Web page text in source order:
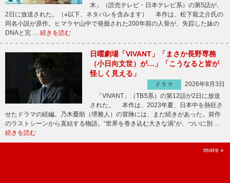
木」（読売テレビ・日本テレビ系）の第5話が、
2日に放送された。（※以下、ネタバレを含みます） 本作は、松下龍之介氏の
同名小説が原作。ヒマラヤ山中で発掘された200年前の人骨が、失踪した妹の
DNAと完 … 続きを読む
日曜劇場「VIVANT」「まさか長野専務
（小日向文世）が…」「こうなると皆が
怪しく見える」
ドラマ
2026年8月3日
「VIVANT」（TBS系）の第12話が2日に放送
された。 本作は、2023年夏、日本中を熱狂さ
せたドラマの続編。乃木憂助（堺雅人）の冒険には、まだ続きがあった。前作
のラストシーンから直結する物語。“世界を巻き込む大きな渦”が、ついに別 …
続きを読む
more »